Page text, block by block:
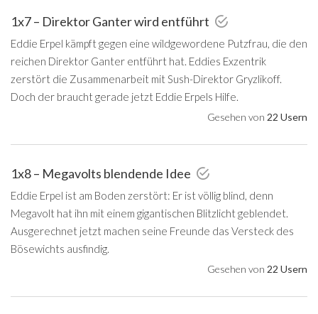
1x7 – Direktor Ganter wird entführt
Eddie Erpel kämpft gegen eine wildgewordene Putzfrau, die den
reichen Direktor Ganter entführt hat. Eddies Exzentrik
zerstört die Zusammenarbeit mit Sush-Direktor Gryzlikoff.
Doch der braucht gerade jetzt Eddie Erpels Hilfe.
Gesehen von 22 Usern
1x8 – Megavolts blendende Idee
Eddie Erpel ist am Boden zerstört: Er ist völlig blind, denn
Megavolt hat ihn mit einem gigantischen Blitzlicht geblendet.
Ausgerechnet jetzt machen seine Freunde das Versteck des
Bösewichts ausfindig.
Gesehen von 22 Usern